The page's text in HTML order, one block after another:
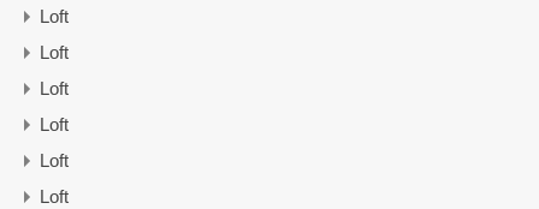
Loft
Loft
Loft
Loft
Loft
Loft